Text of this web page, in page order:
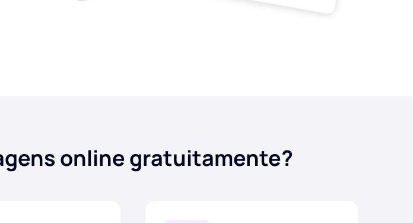
online gratuitamente?